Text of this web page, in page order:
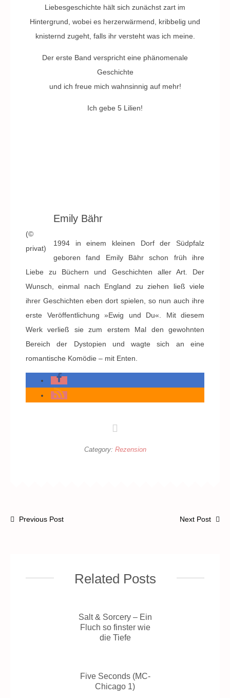
Liebesgeschichte hält sich zunächst zart im
Hintergrund, wobei es herzerwärmend, kribbelig und
knisternd zugeht, falls ihr versteht was ich meine.
Der erste Band verspricht eine phänomenale
Geschichte
und ich freue mich wahnsinnig auf mehr!
Ich gebe 5 Lilien!
(©
privat)
Emily Bähr
1994 in einem kleinen Dorf der Südpfalz
geboren fand Emily Bähr schon früh ihre
Liebe zu Büchern und Geschichten aller Art. Der
Wunsch, einmal nach England zu ziehen ließ viele
ihrer Geschichten eben dort spielen, so nun auch ihre
erste Veröffentlichung »Ewig und Du«. Mit diesem
Werk verließ sie zum erstem Mal den gewohnten
Bereich der Dystopien und wagte sich an eine
romantische Komödie – mit Enten.
Category: Rezension
Next Post
Previous Post
Related Posts
Salt & Sorcery – Ein
Fluch so finster wie
die Tiefe
Five Seconds (MC-
Chicago 1)